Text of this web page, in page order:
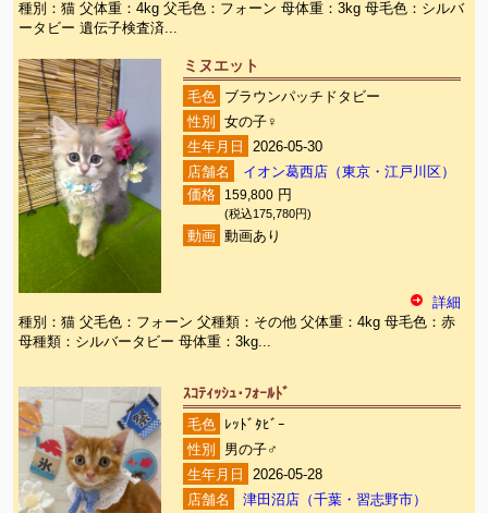
種別：猫 父体重：4kg 父毛色：フォーン 母体重：3kg 母毛色：シルバ
ータビー 遺伝子検査済...
ミヌエット
毛色
ブラウンパッチドタビー
性別
女の子♀
生年月日
2026-05-30
店舗名
イオン葛西店（東京・江戸川区）
価格
159,800 円
(税込175,780円)
動画 動画あり
詳細
種別：猫 父毛色：フォーン 父種類：その他 父体重：4kg 母毛色：赤
母種類：シルバータビー 母体重：3kg...
ｽｺﾃｨｯｼｭ･ﾌｫｰﾙﾄﾞ
毛色
ﾚｯﾄﾞﾀﾋﾞｰ
性別
男の子♂
生年月日
2026-05-28
店舗名
津田沼店（千葉・習志野市）